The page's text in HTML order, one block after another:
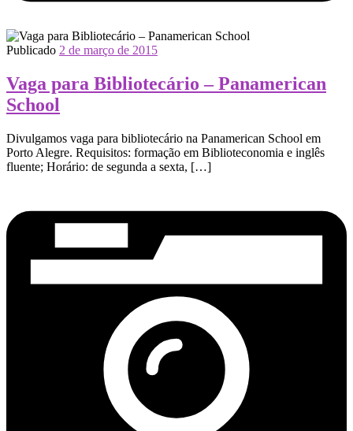
Publicado 2 de março de 2015
Vaga para Bibliotecário – Panamerican
School
Divulgamos vaga para bibliotecário na Panamerican School em
Porto Alegre. Requisitos: formação em Biblioteconomia e inglês
fluente; Horário: de segunda a sexta, […]